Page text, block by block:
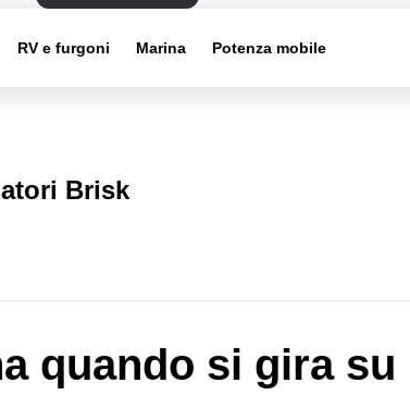
RV e furgoni Marina Potenza mobile
Brisk
quando si gira su